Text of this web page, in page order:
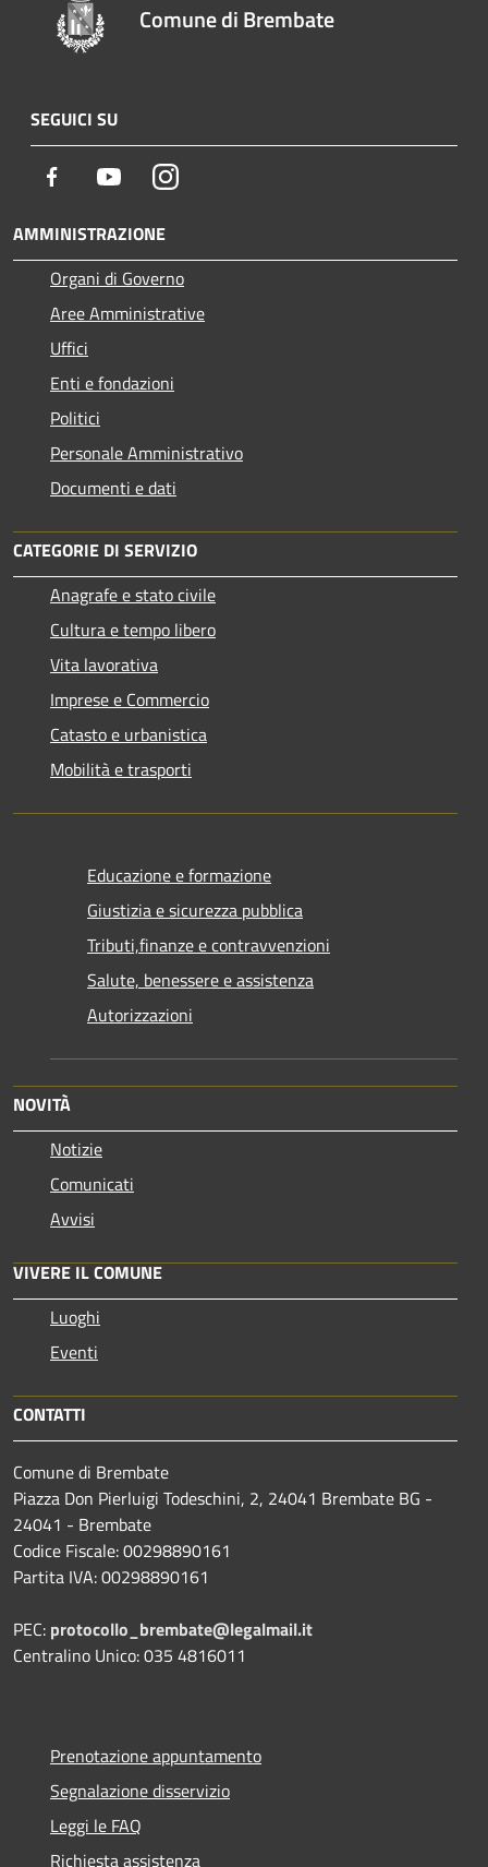
Comune di Brembate
SEGUICI SU
Facebook YoutubeInstagram
AMMINISTRAZIONE
Organi di Governo
Aree Amministrative
Uffici
Enti e fondazioni
Politici
Personale Amministrativo
Documenti e dati
CATEGORIE DI SERVIZIO
Anagrafe e stato civile
Cultura e tempo libero
Vita lavorativa
Imprese e Commercio
Catasto e urbanistica
Mobilità e trasporti
Educazione e formazione
Giustizia e sicurezza pubblica
Tributi,finanze e contravvenzioni
Salute, benessere e assistenza
Autorizzazioni
NOVITÀ
Notizie
Comunicati
Avvisi
VIVERE IL COMUNE
Luoghi
Eventi
CONTATTI
Comune di Brembate
Piazza Don Pierluigi Todeschini, 2, 24041 Brembate BG -
24041 - Brembate
Codice Fiscale: 00298890161
Partita IVA: 00298890161
PEC: protocollo_brembate@legalmail.it
Centralino Unico: 035 4816011
Prenotazione appuntamento
Segnalazione disservizio
Leggi le FAQ
Richiesta assistenza